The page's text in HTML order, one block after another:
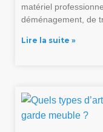
matériel
déménagement, de
Lire la suite »